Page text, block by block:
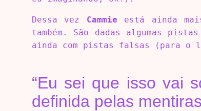
Dessa vez Cammie está ainda
também. São dadas algumas
ainda com pistas falsas (para o
“Eu sei que isso vai
definida pelas